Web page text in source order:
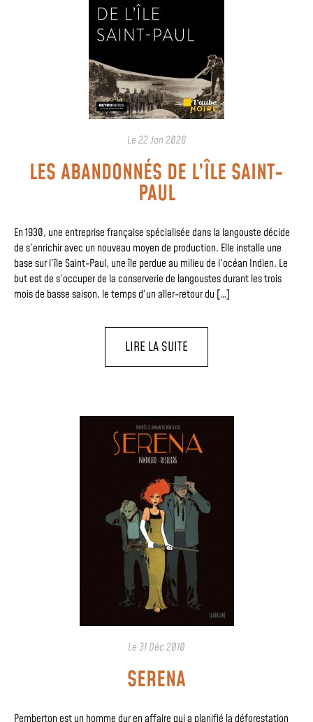
Le22 Jan 2026
LES ABANDONNÉS DE L’ÎLE SAINT-
PAUL
En 1930, une entreprise française spécialisée dans la langouste décide
de s’enrichir avec un nouveau moyen de production. Elle installe une
base sur l’île Saint-Paul, une île perdue au milieu de l’océan Indien. Le
but est de s’occuper de la conserverie de langoustes durant les trois
mois de basse saison, le temps d’un aller-retour du […]
LIRE LA SUITE
Le31 Déc 2010
SERENA
Pemberton est un homme dur en affaire qui a planifié la déforestation